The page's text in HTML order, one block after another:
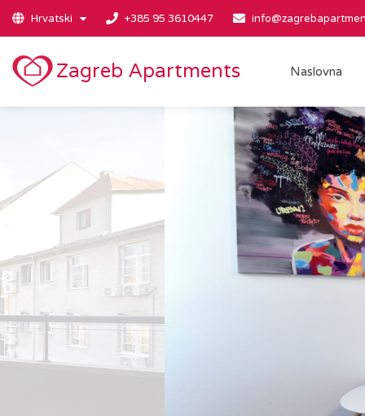
Hrvatski +385 95 3610447
Zagreb Apartments Naslovna